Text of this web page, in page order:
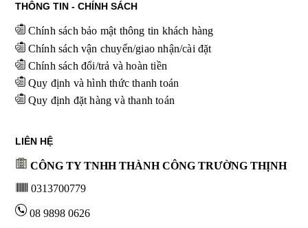
THÔNG TIN - CHÍNH SÁCH
Chính sách bảo mật thông tin khách hàng
Chính sách vận chuyển/giao nhận/cài đặt
Chính sách đổi/trả và hoàn tiền
Quy định và hình thức thanh toán
Quy định đặt hàng và thanh toán
LIÊN HỆ
CÔNG TY TNHH THÀNH CÔNG TRƯỜNG THỊNH
0313700779
08 9898 0626